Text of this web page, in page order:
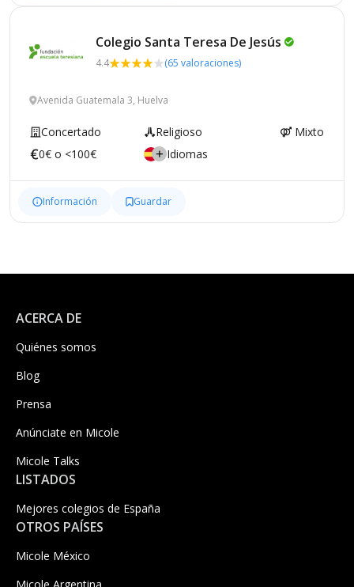
Colegio Santa Teresa De Jesús
4.4 (65 valoraciones)
Avenida Guatemala 3, Huelva
Concertado Religioso
Mixto
0€ o <100€
Idiomas
Información Guardar
ACERCA DE
Quiénes somos
Blog
Prensa
Anúnciate en Micole
Micole Talks
LISTADOS
Mejores colegios de España
OTROS PAÍSES
Micole México